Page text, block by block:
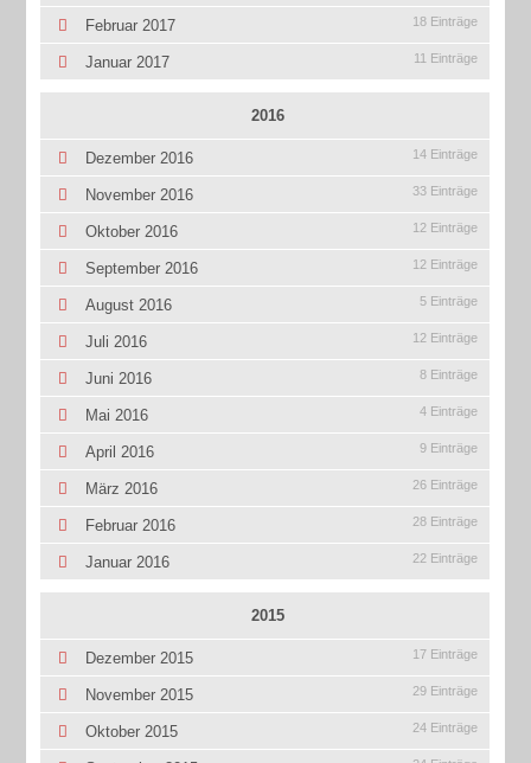
Februar 2017 18 Einträge
Januar 2017 11 Einträge
2016
Dezember 2016 14 Einträge
November 2016 33 Einträge
Oktober 2016 12 Einträge
September 2016 12 Einträge
August 2016 5 Einträge
Juli 2016 12 Einträge
Juni 2016 8 Einträge
Mai 2016 4 Einträge
April 2016 9 Einträge
März 2016 26 Einträge
Februar 2016 28 Einträge
Januar 2016 22 Einträge
2015
Dezember 2015 17 Einträge
November 2015 29 Einträge
Oktober 2015 24 Einträge